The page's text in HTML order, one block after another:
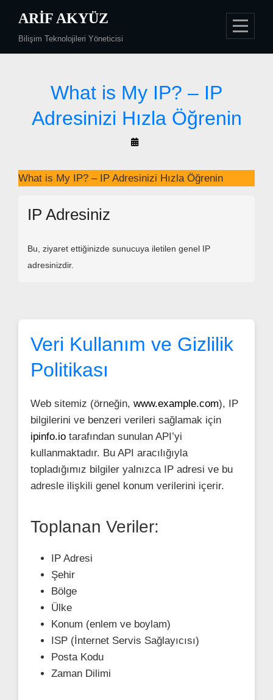
content
ARIF AKYÜZ
Bilişim Teknolojileri Yöneticisi
What is My IP? – IP
Adresinizi Hızla Öğrenin
By
Akyüz
What is My IP? – IP Adresinizi Hızla Öğrenin
IP Adresiniz
Bu, ziyaret ettiğinizde sunucuya iletilen genel IP
adresinizdir.
Veri Kullanım ve Gizlilik
Politikası
Web sitemiz (örneğin, www.example.com), IP
bilgilerini ve benzeri verileri sağlamak için
ipinfo.io tarafından sunulan API’yi
kullanmaktadır. Bu API aracılığıyla
topladığımız bilgiler yalnızca IP adresi ve bu
adresle ilişkili genel konum verilerini içerir.
Toplanan Veriler:
IP Adresi
Şehir
Bölge
Ülke
Konum (enlem ve boylam)
ISP (İnternet Servis Sağlayıcısı)
Posta Kodu
Zaman Dilimi